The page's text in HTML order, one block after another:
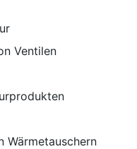
Ventilen
Wärmetauschern